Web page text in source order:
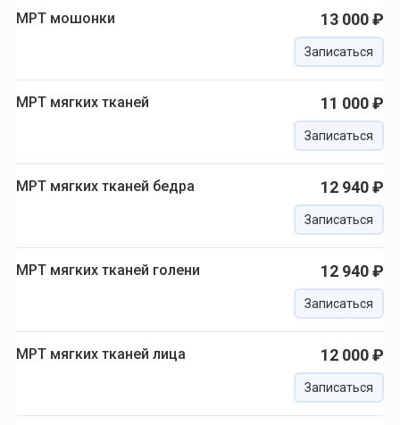
МРТ мошонки 13 000 ₽
Записаться
МРТ мягких тканей 11 000 ₽
Записаться
МРТ мягких тканей бедра 12 940 ₽
Записаться
МРТ мягких тканей голени 12 940 ₽
Записаться
МРТ мягких тканей лица 12 000 ₽
Записаться